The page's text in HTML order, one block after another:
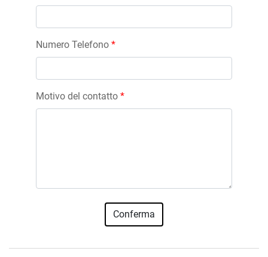
Numero Telefono *
Motivo del contatto *